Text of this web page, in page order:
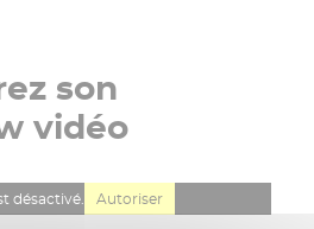
son
vidéo
désactivé. Autoriser